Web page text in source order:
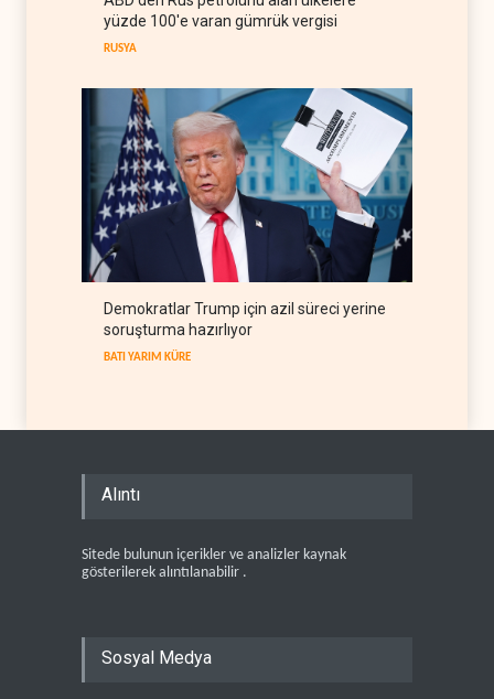
The Guardian: Trump’ın İran
stratejisi alay konusu oldu
yüzde 100'e varan gümrük vergisi
RUSYA
Demokratlar Trump için azil süreci yerine
soruşturma hazırlıyor
BATI YARIM KÜRE
Alıntı
Sitede bulunun içerikler ve analizler kaynak
gösterilerek alıntılanabilir .
Sosyal Medya